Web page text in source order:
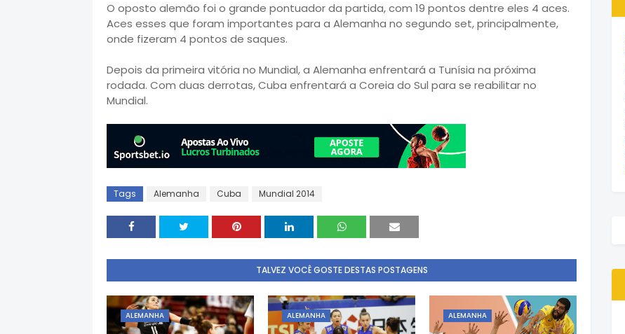
O oposto alemão foi o grande pontuador da partida, com 19 pontos dentre eles 4 aces.
Aces esses que foram importantes para a Alemanha no segundo set, principalmente,
onde fizeram 4 pontos de saques.
Depois da primeira vitória no Mundial, a Alemanha enfrentará a Tunísia na próxima
rodada. Com duas derrotas, Cuba enfrentará a Coreia do Sul para se reabilitar no
Mundial.
Tags Alemanha Cuba Mundial 2014
TALVEZ VOCÊ GOSTE DESTAS POSTAGENS
ALEMANHA ALEMANHA ALEMANHA